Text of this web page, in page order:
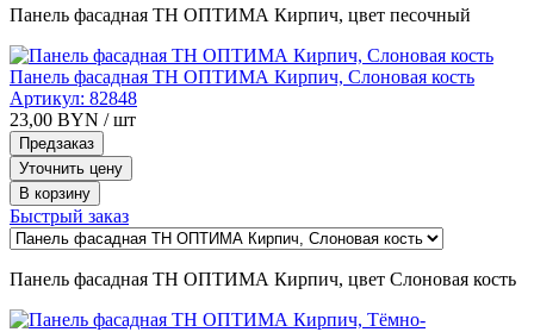
Панель фасадная ТН ОПТИМА Кирпич, цвет песочный
Панель фасадная ТН ОПТИМА Кирпич, Слоновая кость
Артикул: 82848
23,00 BYN / шт
Предзаказ
Уточнить цену
В корзину
Быстрый заказ
Панель фасадная ТН ОПТИМА Кирпич, цвет Слоновая кость